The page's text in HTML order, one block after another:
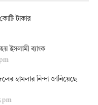
টাকার
ইসলামী ব্যাংক
হামলার নিন্দা জানিয়েছে
pm